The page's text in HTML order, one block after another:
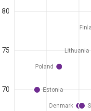
70
75
80
Denmark
Estonia
Lithuania
Poland